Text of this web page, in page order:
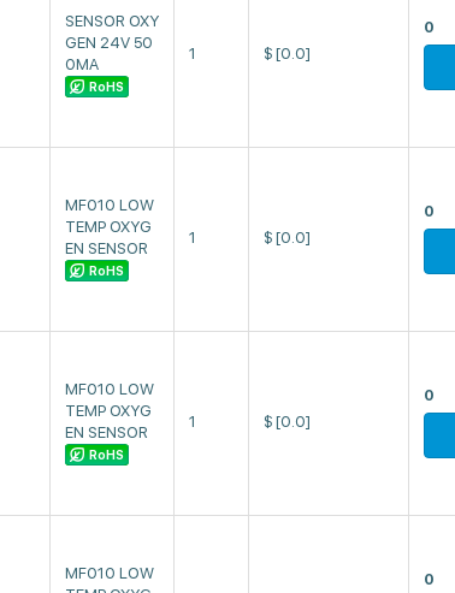
SENSOR OXY
GEN 24V 50
0MA
RoHS
1 $ [0.0]
0
MF010 LOW
TEMP OXYG
EN SENSOR
RoHS
1 $ [0.0]
0
MF010 LOW
TEMP OXYG
EN SENSOR
RoHS
1 $ [0.0]
0
MF010 LOW
0